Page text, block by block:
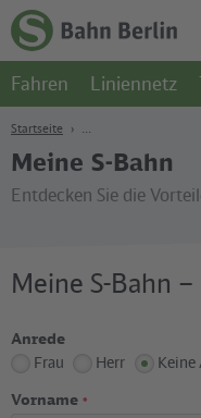
Zum Hauptinhalt
Zur Suche
Zur Hauptnavigation
Zur Fußzeile
Zur
Startseite
S-
Bahn
Berlin
Fahren Liniennetz
Startseite
Meine S-Bahn
Entdecken Sie die
Meine S-Bahn
Anrede
Frau
Herr
Keine
Vorname *